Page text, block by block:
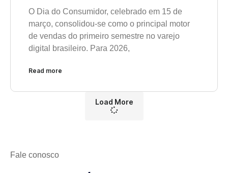
O Dia do Consumidor, celebrado em 15 de
março, consolidou-se como o principal motor
de vendas do primeiro semestre no varejo
digital brasileiro. Para 2026,
Read more
Load More
Fale conosco